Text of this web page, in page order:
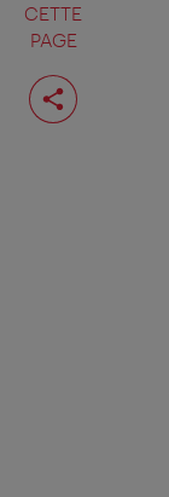
CETTE
PAGE
Partager
cette
page